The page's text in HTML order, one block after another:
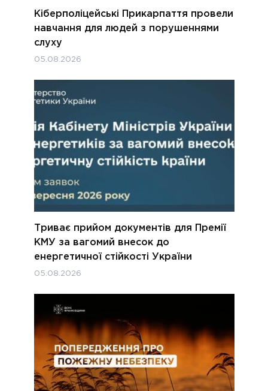
Кіберполіцейські Прикарпаття провели
навчання для людей з порушеннями
слуху
05.08.2026
Триває прийом документів для Премії
КМУ за вагомий внесок до
енергетичної стійкості України
05.08.2026